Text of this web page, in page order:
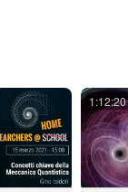
1:12:20